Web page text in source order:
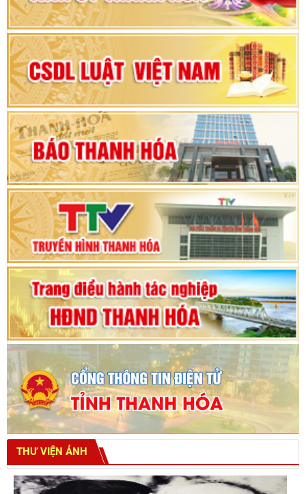
Đại hội đại biểu Đảng bộ xã Yên Thọ lần thứ I,
nhiệm kỳ 2025 – 2030
Đại hội Đảng bộ xã Yên Ninh lần thứ nhất,
nhiệm kỳ 2025 - 2030
Khai mạc Kỳ họp bất thường lần thứ 9, Quốc
hội khóa XV
Phiên thảo luận Kỳ họp thứ 24, HĐND tỉnh
Thanh Hóa khóa XVIII, nhiệm kỳ 2021 - 2026
Bế mạc Kỳ họp thứ hai bốn, Hội đồng nhân dân
tỉnh khoá XVIII
THƯ VIỆN ẢNH